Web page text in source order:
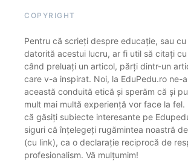
COPYRIGHT
Pentru că scrieți despre educație, sau
datorită acestui lucru, ar fi util să citați
când preluați un articol, părți dintr-un
care v-a inspirat. Noi, la EduPedu.ro ne-
această conduită etică și sperăm că și
mult mai multă experiență vor face la fel.
că găsiți subiecte interesante pe
siguri că înțelegeți rugămintea noastră
(cu link), ca o declarație reciprocă de
profesionalism. Vă mulțumim!